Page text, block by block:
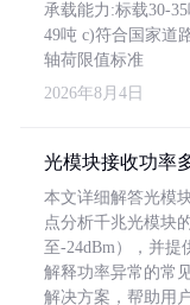
承载能力:标载30-
49吨 c)符合国家道
轴荷限值标准
2026年8月4日
光模块接收功率
本文详细解答光模
点分析千兆光模块
至-24dBm），并
解释功率异常的常
解决方案，帮助用